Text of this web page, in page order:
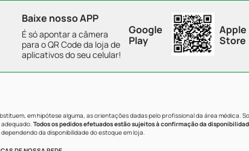
Baixe nosso APP
É só apontar a câmera
para o QR Code da loja de
aplicativos do seu celular!
Google
Play
Apple
Store
em hipótese alguma, as orientações dadas pelo profissional da área médica.
Todos os pedidos efetuados estão sujeitos à confirmação da
da disponibilidade do estoque em loja.